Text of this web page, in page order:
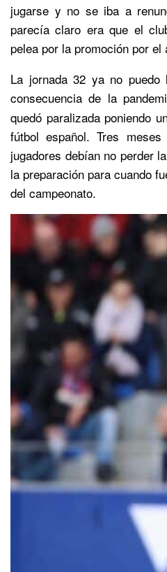
jugarse y no se iba a
parecía claro era que el
pelea por la promoción por el
La jornada 32 ya no
consecuencia de la
quedó paralizada poniendo
fútbol español. Tres
jugadores debían no perder
la preparación para cuando
del campeonato.